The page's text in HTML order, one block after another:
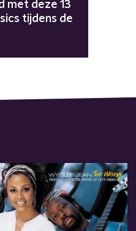
met deze 13
tijdens de